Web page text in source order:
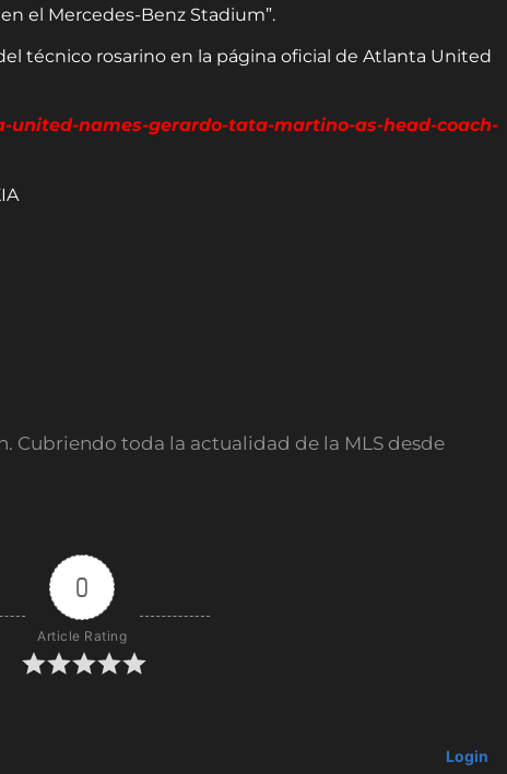
el Mercedes-Benz Stadium”.
técnico rosarino en la página oficial de Atlanta United
names-gerardo-tata-martino-as-head-coach-
Cubriendo toda la actualidad de la MLS desde
0
Article Rating
Login